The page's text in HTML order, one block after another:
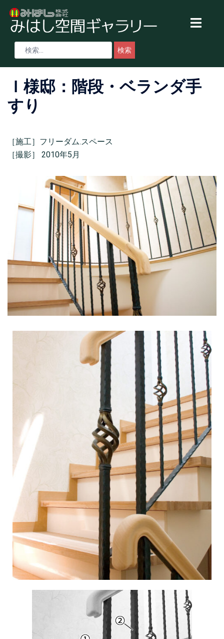
Ｉ様邸：階段・ベランダ手
すり
［施工］フリーダム.スペース
［撮影］ 2010年5月